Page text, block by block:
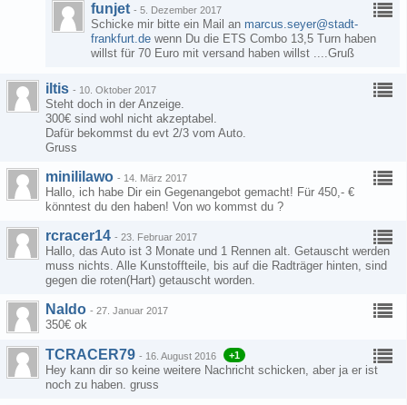
funjet - 5. Dezember 2017
Schicke mir bitte ein Mail an marcus.seyer@stadt-
frankfurt.de wenn Du die ETS Combo 13,5 Turn haben
willst für 70 Euro mit versand haben willst ....Gruß
iltis - 10. Oktober 2017
Steht doch in der Anzeige.
300€ sind wohl nicht akzeptabel.
Dafür bekommst du evt 2/3 vom Auto.
Gruss
minililawo - 14. März 2017
Hallo, ich habe Dir ein Gegenangebot gemacht! Für 450,- €
könntest du den haben! Von wo kommst du ?
rcracer14 - 23. Februar 2017
Hallo, das Auto ist 3 Monate und 1 Rennen alt. Getauscht werden
muss nichts. Alle Kunstoffteile, bis auf die Radträger hinten, sind
gegen die roten(Hart) getauscht worden.
Naldo - 27. Januar 2017
350€ ok
TCRACER79 - 16. August 2016 +1
Hey kann dir so keine weitere Nachricht schicken, aber ja er ist
noch zu haben. gruss